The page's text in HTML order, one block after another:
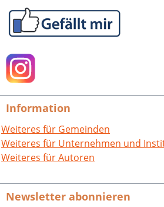
Kirchenhistorie und den
hält­nissen über die
und Winzerdorf zu einer
Gemeinde. Hrsg. von der
Eisingen. 320 S. mit 170, z. T. farb. Abb.,
fester Einband. ISBN 978-3-89735-633-7.
Datei zum Download
Datei zum
Information
Weiteres für Gemeinden
Weiteres für Unternehmen und
Weiteres für Autoren
Newsletter abonnieren